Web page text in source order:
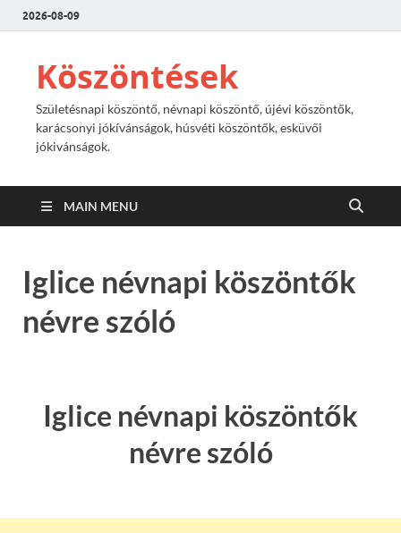
2026-08-09
Köszöntések
Születésnapi köszöntő, névnapi köszöntő, újévi köszöntők,
karácsonyi jókívánságok, húsvéti köszöntők, esküvői
jókivánságok.
MAIN MENU
Iglice névnapi köszöntők
névre szóló
Iglice névnapi köszöntők
névre szóló